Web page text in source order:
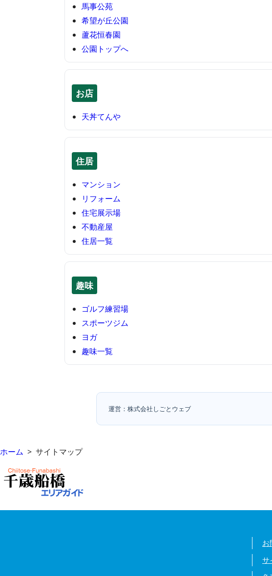
馬事公苑
希望が丘公園
蘆花恒春園
公園トップへ
お店
天丼てんや
住居
マンション
リフォーム
住宅展示場
不動産屋
住居一覧
趣味
ゴルフ練習場
スポーツジム
ヨガ
趣味一覧
運営：株式会社しごとウェブ
ホーム > サイトマップ
お
サ